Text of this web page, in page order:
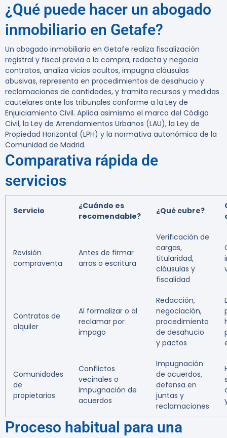
¿Qué puede hacer un abogado
inmobiliario en Getafe?
Un abogado inmobiliario en Getafe realiza fiscalización
registral y fiscal previa a la compra, redacta y negocia
contratos, analiza vicios ocultos, impugna cláusulas
abusivas, representa en procedimientos de desahucio y
reclamaciones de cantidades, y tramita recursos y medidas
cautelares ante los tribunales conforme a la Ley de
Enjuiciamiento Civil. Aplica asimismo el marco del Código
Civil, la Ley de Arrendamientos Urbanos (LAU), la Ley de
Propiedad Horizontal (LPH) y la normativa autonómica de la
Comunidad de Madrid.
Comparativa rápida de
servicios
Servicio
¿Cuándo es
recomendable?
¿Qué cubre?
Revisión
compraventa
Antes de firmar
arras o escritura
Verificación de
cargas,
titularidad,
cláusulas y
fiscalidad
Contratos de
alquiler
Al formalizar o al
reclamar por
impago
Redacción,
negociación,
procedimiento
de desahucio
y pactos
Comunidades
de
propietarios
Conflictos
vecinales o
impugnación de
acuerdos
Impugnación
de acuerdos,
defensa en
juntas y
reclamaciones
Proceso habitual para una